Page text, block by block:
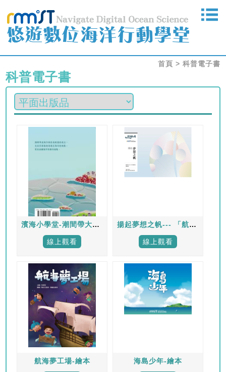
首頁 > 科普電子書
科普電子書
濱海小學堂-潮間帶大探索
線上觀看
揚起夢想之帆--- 「航海夢工場」-2017帆船特展專刊
線上觀看
航海夢工場-繪本 海島少年-繪本